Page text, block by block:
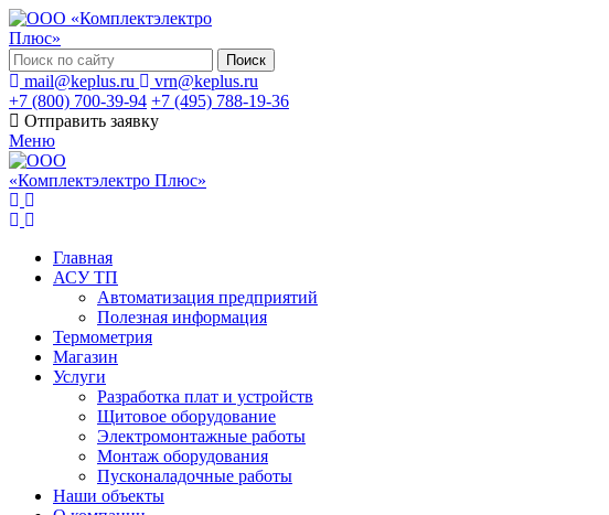
Поиск
mail@keplus.ru
vrn@keplus.ru
+7 (800) 700-39-94 +7 (495) 788-19-36
Отправить заявку
Меню
Главная
АСУ ТП
Автоматизация предприятий
Полезная информация
Термометрия
Магазин
Услуги
Разработка плат и устройств
Щитовое оборудование
Электромонтажные работы
Монтаж оборудования
Пусконаладочные работы
Наши объекты